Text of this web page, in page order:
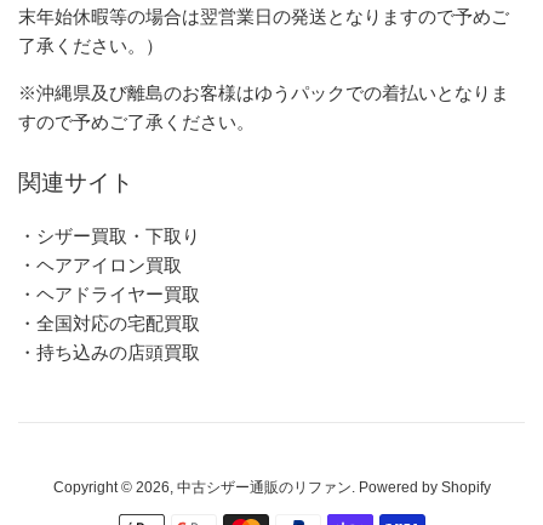
末年始休暇等の場合は翌営業日の発送となりますので予めご
了承ください。）
※沖縄県及び離島のお客様はゆうパックでの着払いとなりま
すので予めご了承ください。
関連サイト
・シザー買取・下取り
・ヘアアイロン買取
・ヘアドライヤー買取
・全国対応の宅配買取
・持ち込みの店頭買取
Copyright © 2026, 中古シザー通販のリファン. Powered by Shopify